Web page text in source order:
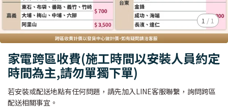
1 / 1
家電跨區收費(施工時間以安裝人員約定
時間為主,請勿單獨下單)
若安裝或配送地點有任何問題，請先加入LINE客服聯繫，詢問跨區
配送相關事宜。